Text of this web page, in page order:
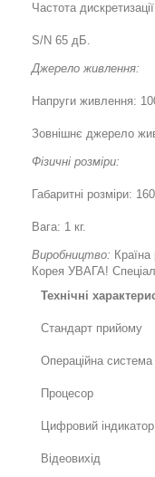
Частота
S/N 65 дБ.
Джерело живлення:
Напруги живлення:
Зовнішнє джерело
Фізичні розміри:
Габаритні розміри:
Вага: 1 кг.
Виробництво:
Корея УВАГА!
Технічні
Стандарт прийому
Операційна система
Процесор
Цифровий індикатор
Відеовихід